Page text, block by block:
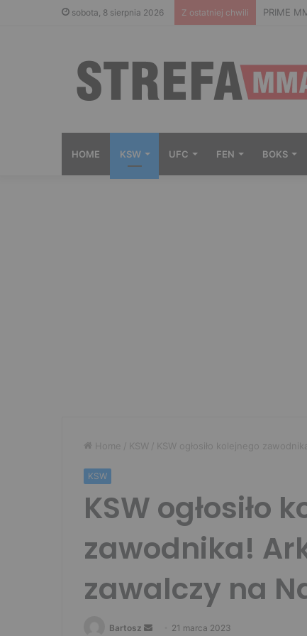
sobota, 8 sierpnia 2026 Z ostatniej chwili PRIME
HOME KSW UFC FEN BOKS
Home / KSW / KSW ogłosiło kolejnego
KSW
KSW ogłosiło
zawodnika!
zawalczy na
Bartosz Send 21 marca 2023